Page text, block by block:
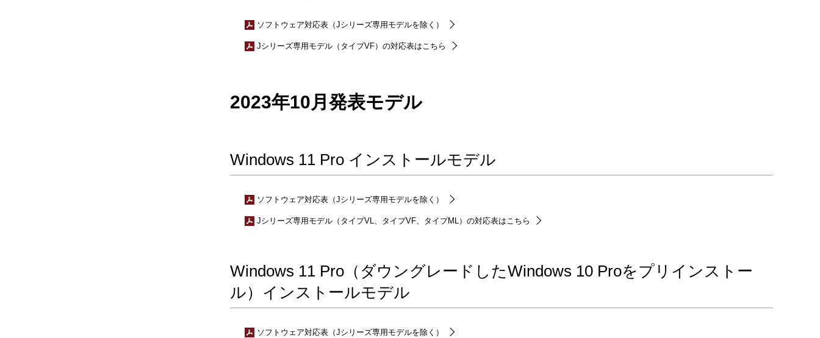
ソフトウェア対応表（Jシリーズ専用モデルを除く）
Jシリーズ専用モデル（タイプVF）の対応表はこちら
2023年10月発表モデル
Windows 11 Pro インストールモデル
ソフトウェア対応表（Jシリーズ専用モデルを除く）
Jシリーズ専用モデル（タイプVL、タイプVF、タイプML）の対応表はこちら
Windows 11 Pro（ダウングレードしたWindows 10 Proをプリインストー
ル）インストールモデル
ソフトウェア対応表（Jシリーズ専用モデルを除く）